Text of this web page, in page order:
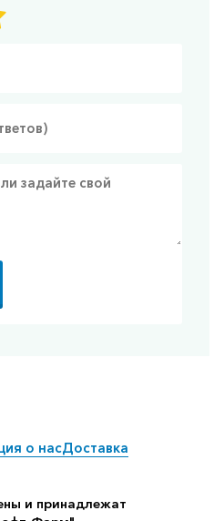
о насДоставка
и принадлежат